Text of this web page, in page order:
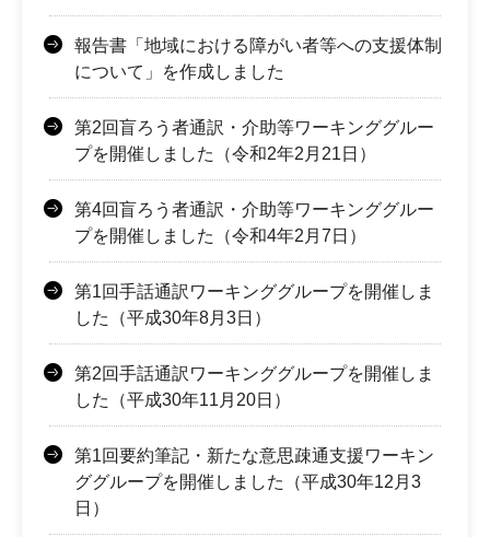
報告書「地域における障がい者等への支援体制
について」を作成しました
第2回盲ろう者通訳・介助等ワーキンググルー
プを開催しました（令和2年2月21日）
第4回盲ろう者通訳・介助等ワーキンググルー
プを開催しました（令和4年2月7日）
第1回手話通訳ワーキンググループを開催しま
した（平成30年8月3日）
第2回手話通訳ワーキンググループを開催しま
した（平成30年11月20日）
第1回要約筆記・新たな意思疎通支援ワーキン
ググループを開催しました（平成30年12月3
日）